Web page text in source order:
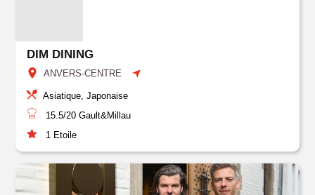
DIM DINING
ANVERS-CENTRE
Asiatique, Japonaise
15.5/20 Gault&Millau
1 Etoile